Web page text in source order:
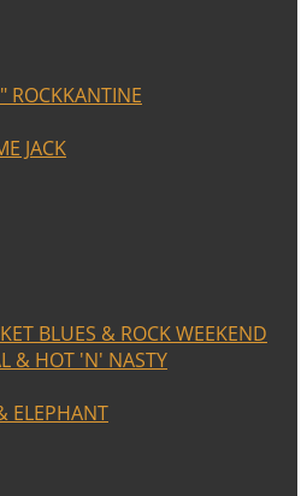
ROCKKANTINE
JACK
BLUES & ROCK WEEKEND
& HOT 'N' NASTY
ELEPHANT